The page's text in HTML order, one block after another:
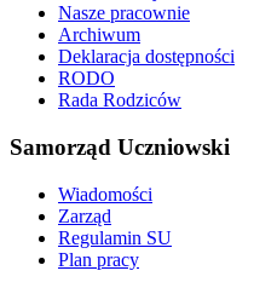
Nasze pracownie
Archiwum
Deklaracja dostępności
RODO
Rada Rodziców
Samorząd Uczniowski
Wiadomości
Zarząd
Regulamin SU
Plan pracy